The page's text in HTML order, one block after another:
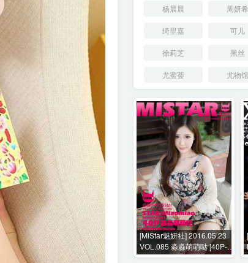
杨晨晨 周妍希
绮里嘉 可儿
徐莉芝 黑丝
尤蜜荟 尤物馆
[MiStar魅妍社] 2016.05.23
VOL.085 淼淼萌萌哒 [40P-
155M]